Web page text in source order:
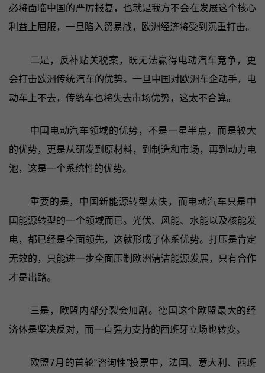
必将面临中国的严厉报复，也就是我方不会在发展这个核心
利益上屈服，一旦陷入贸易战，欧洲经济将受到沉重打击。
二是，反补贴关税案，既无法赢得电动汽车竞争，更
会打击欧洲传统汽车的优势。一旦中国对欧洲车企动手，电
动车上不去，传统车也将失去市场优势，这太不合算。
中国电动汽车领域的优势，不是一星半点，而是较大
的优势，更是从研发到原材料，到制造和市场，再到动力电
池，这是一个系统性的优势。
重要的是，中国新能源转型太快，而电动汽车只是中
国能源转型的一个领域而已。光伏、风能、水能以及核能发
电，都已经是全面领先，这就形成了体系优势。打压是肯定
无效的，只能进一步全面压制欧洲清洁能源发展，只有合作
才是出路。
三是，欧盟内部分裂会加剧。德国这个欧盟最大的经
济体是坚决反对，而一直强力支持的西班牙立场也转变。
欧盟7月的首轮“咨询性”投票中，法国、意大利、西班